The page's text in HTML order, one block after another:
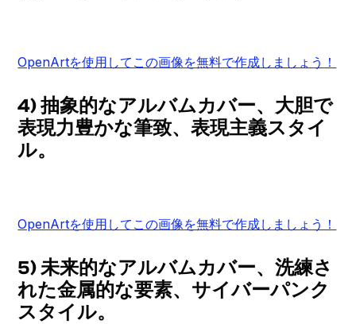
OpenArtを使用してこの画像を無料で作成しましょう！
4) 抽象的なアルバムカバー、大胆で
表現力豊かな筆致、表現主義スタイ
ル。
OpenArtを使用してこの画像を無料で作成しましょう！
5) 未来的なアルバムカバー、洗練さ
れた金属的な要素、サイバーパンク
スタイル。